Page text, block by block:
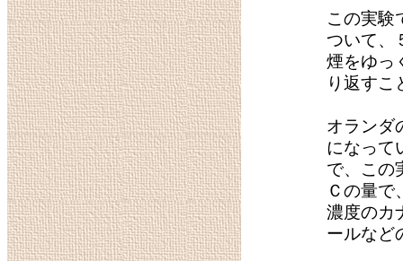
この実験
ついて、
煙をゆっ
り返すこ
オランダ
になって
で、この
Ｃの量で
濃度のカ
ールなど